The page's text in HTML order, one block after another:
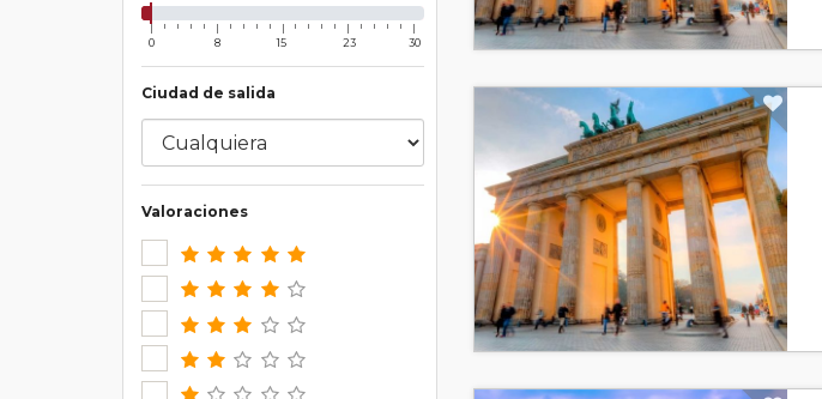
0 8 15 23 30
Ciudad de salida
Valoraciones